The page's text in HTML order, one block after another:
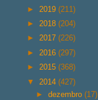
► 2019 (211)
► 2018 (204)
► 2017 (226)
► 2016 (297)
► 2015 (368)
▼ 2014 (427)
►dezembro(17)